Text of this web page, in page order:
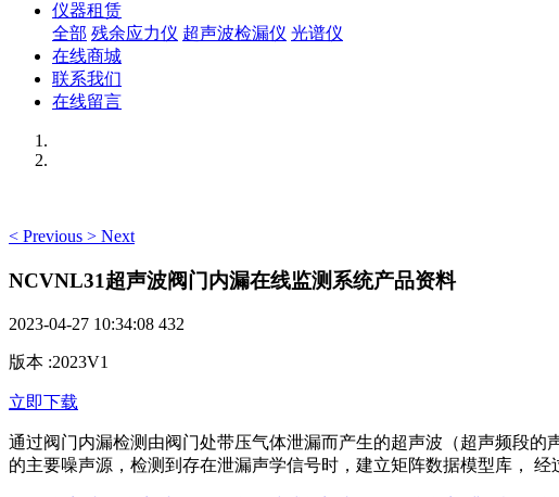
仪器租赁
全部 残余应力仪 超声波检漏仪 光谱仪
在线商城
联系我们
在线留言
< Previous > Next
NCVNL31超声波阀门内漏在线监测系统产品资料
2023-04-27 10:34:08 432
版本 :2023V1
立即下载
通过阀门内漏检测由阀门处带压气体泄漏而产生的超声波（超声频段
的主要噪声源，检测到存在泄漏声学信号时，建立矩阵数据模型库，